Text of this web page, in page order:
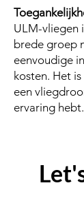
ULM-vliegen
brede groep
eenvoudige
kosten. Het
een
ervaring hebt.